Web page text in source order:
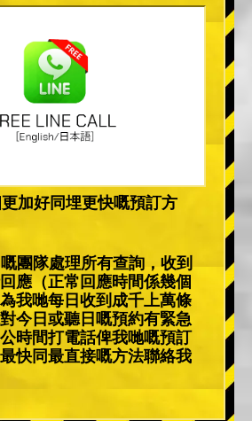
加好同埋更快嘅預訂方
團隊處理所有查詢，收到
應（正常回應時間係幾個
我哋每日收到成千上萬條
今日或聽日嘅預約有緊急
時間打電話俾我哋嘅預訂
快同最直接嘅方法聯絡我